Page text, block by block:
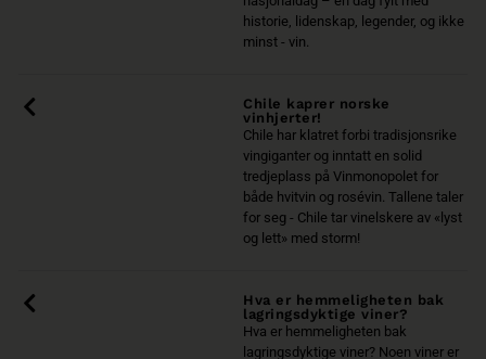
historie, lidenskap, legender, og ikke
minst - vin.
Chile kaprer norske
vinhjerter!
Chile har klatret forbi tradisjonsrike
vingiganter og inntatt en solid
tredjeplass på Vinmonopolet for
både hvitvin og rosévin. Tallene taler
for seg - Chile tar vinelskere av «lyst
og lett» med storm!
Hva er hemmeligheten bak
lagringsdyktige viner?
Hva er hemmeligheten bak
lagringsdyktige viner? Noen viner er